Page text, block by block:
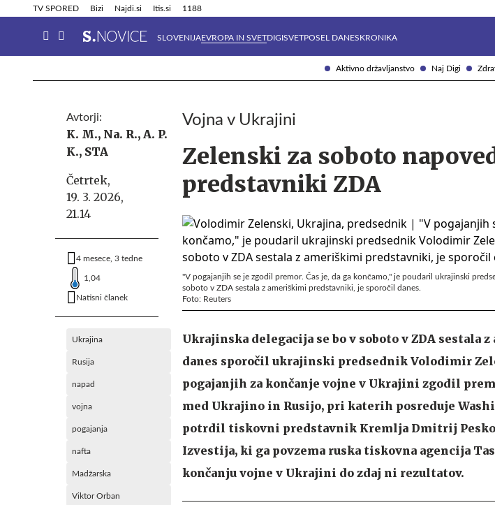
Aktivno državljanstvo Naj Digi
TV SPORED Bizi Najdi.si Itis.si 1188
SLOVENIJAEVROPA IN SVETDIGISVETPOSEL DANESKRONIKA
Info in obvestila Tehnik
Avtorji:
K. M., Na. R., A. P.
K., STA
Četrtek,
19. 3. 2026,
21.14
4 mesece, 3 tedne
1,04
Natisni članek
Ukrajina
Rusija
napad
vojna
pogajanja
nafta
Madžarska
Viktor Orban
Vojna v Ukrajini
Zelenski za soboto
predstavniki ZDA
"V pogajanjih se je zgodil premor. Čas je, da ga končamo," je poudaril ukrajinski
soboto v ZDA sestala z ameriškimi predstavniki, je sporočil danes.
Foto: Reuters
Ukrajinska delegacija se bo v soboto v ZDA
danes sporočil ukrajinski predsednik Volodimir
pogajanjih za končanje vojne v Ukrajini zgodil
med Ukrajino in Rusijo, pri katerih posreduje
potrdil tiskovni predstavnik Kremlja Dmitrij
Izvestija, ki ga povzema ruska tiskovna agencija
končanju vojne v Ukrajini do zdaj ni rezultatov.